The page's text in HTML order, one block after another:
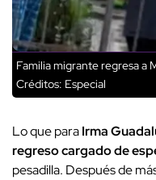
Familia migrante regresa a
Créditos: Especial
Lo que paraIrma
regreso cargado de
pesadilla. Después de